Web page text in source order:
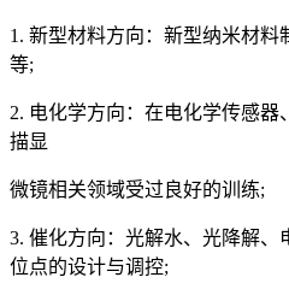
1. 新型材料方向：新型纳米材
等;
2. 电化学方向：在电化学传感器
描显
微镜相关领域受过良好的训练;
3. 催化方向：光解水、光降解、
位点的设计与调控;